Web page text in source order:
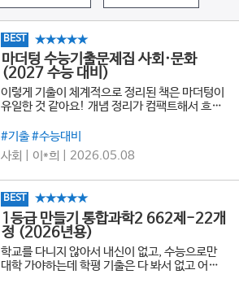
BEST ★★★★★
마더텅 수능기출문제집 사회·문화
(2027 수능 대비)
이렇게 기출이 체계적으로 정리된 책은 마더텅이
유일한 것 같아요! 개념 정리가 컴팩트해서 흐름
별로 집중 연습할 수 있어 큰 도움이 됐습니다. 특
히 단순히 글로만 길게 설명하는 해설이 아니라,
문제 위에 표시나 정리 포인트를 시각적으로 한눈
해야 하는지 빠르게 이해할 수 있었어요. 사회문
화 내신과 수능을 같이 준비하는 학생들 모두에게
추천하고 싶은 문제집입니다.
#기출 #수능대비
사회 | 이*희 | 2026.05.08
BEST ★★★★★
1등급 만들기 통합과학2 662제-22개
정 (2026년용)
학교를 다니지 않아서 내신이 없고, 수능으로만
대학 가야하는데 학평 기출은 다 봐서 없고 어떤